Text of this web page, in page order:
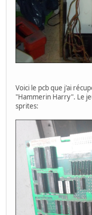
Voici le pcb que j'ai
"Hammerin Harry". Le
sprites: